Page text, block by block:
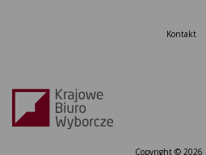
Kontakt
Copyright © 2026